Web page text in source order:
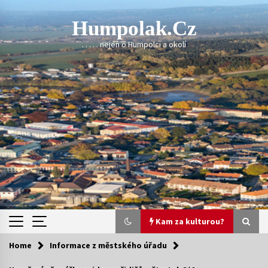
content
Humpolak.cz
. . . . . nejen o Humpolci a okolí
Kam za kulturou?
Kam za kulturou?
Home Informace z městského úřadu